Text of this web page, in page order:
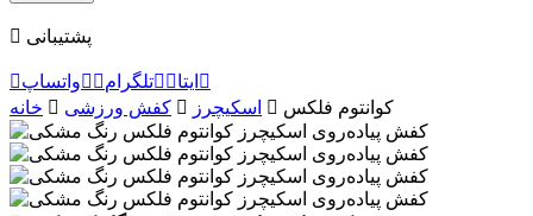
پشتیبانی
واتساپ تلگرام
ایتا
خانه
کفش ورزشی اسکیچرز کوانتوم فلکس